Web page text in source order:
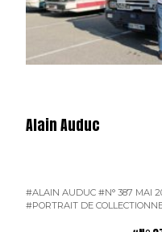
Alain Auduc
#ALAIN AUDUC #N° 387 MAI
#PORTRAIT DE